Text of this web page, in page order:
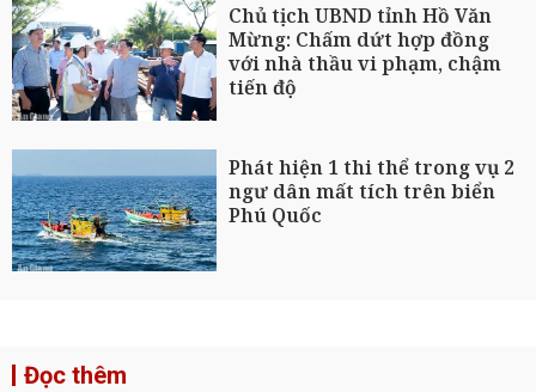
Chủ tịch UBND tỉnh Hồ Văn
Mừng: Chấm dứt hợp đồng
với nhà thầu vi phạm, chậm
tiến độ
Phát hiện 1 thi thể trong vụ 2
ngư dân mất tích trên biển
Phú Quốc
Đọc thêm